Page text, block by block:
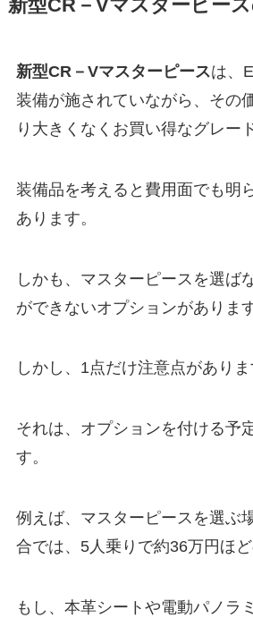
新型CR－Vマスターピー
新型CR－Vマスターピースは、
装備が施されていながら、その
り大きくなくお買い得なグレー
装備品を考えると費用面でも明
あります。
しかも、マスターピースを選ば
ができないオプションがあります
しかし、1点だけ注意点がありま
それは、オプションを付ける予
す。
例えば、マスターピースを選ぶ
合では、5人乗りで約36万円ほど
もし、本革シートや電動パノラ